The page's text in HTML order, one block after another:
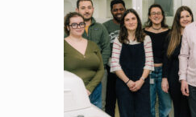
Peter